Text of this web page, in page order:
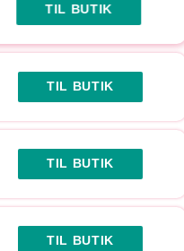
TIL BUTIK
TIL BUTIK
TIL BUTIK
TIL BUTIK